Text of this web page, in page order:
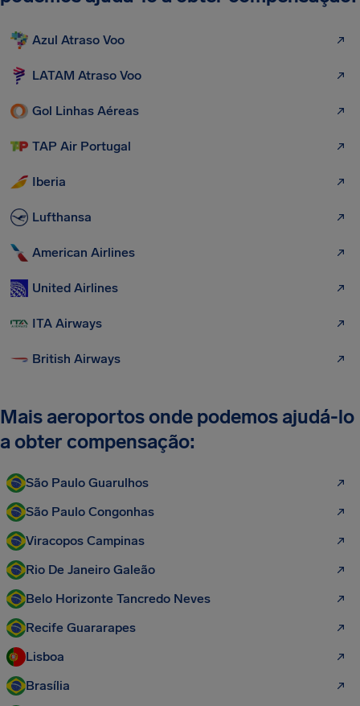
Azul Atraso Voo
LATAM Atraso Voo
Gol Linhas Aéreas
TAP Air Portugal
Iberia
Lufthansa
American Airlines
United Airlines
ITA Airways
British Airways
Mais aeroportos onde podemos ajudá-lo
a obter compensação:
São Paulo Guarulhos
São Paulo Congonhas
Viracopos Campinas
Rio De Janeiro Galeão
Belo Horizonte Tancredo Neves
Recife Guararapes
Lisboa
Brasília